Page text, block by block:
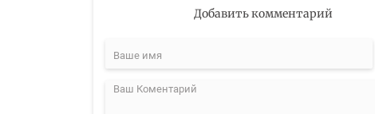
Добавить комментарий